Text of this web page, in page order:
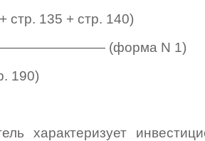
135 + стр. 140)
(форма N 1)
характеризует